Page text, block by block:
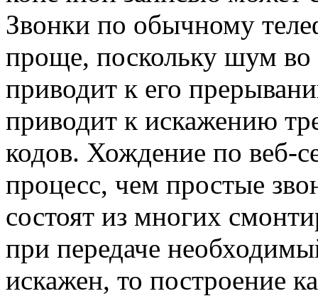
Звонки по обычному
проще, поскольку шум во
приводит к его
приводит к искажению
кодов. Хождение по веб-
процесс, чем простые
состоят из многих
при передаче
искажен, то построение